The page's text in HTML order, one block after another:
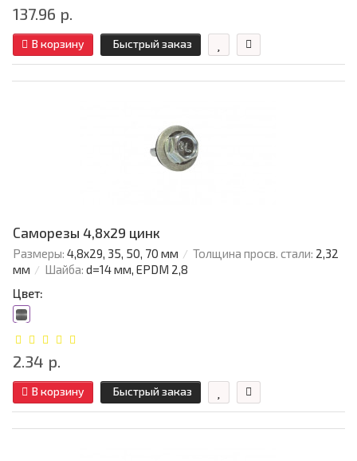
137.96 р.
В корзину Быстрый заказ
Саморезы 4,8х29 цинк
Размеры: 4,8х29, 35, 50, 70 мм Толщина просв. стали: 2,32
мм
Шайба: d=14 мм, EPDM 2,8
Цвет:
2.34 р.
В корзину Быстрый заказ